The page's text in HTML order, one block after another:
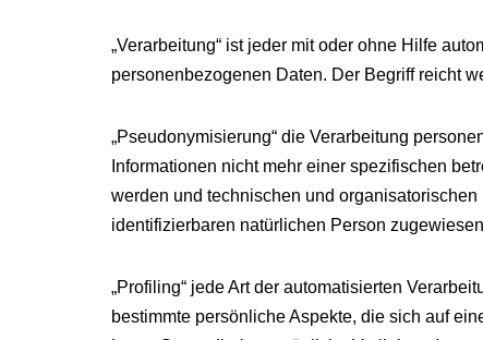
„Verarbeitung“ ist jeder mit oder ohne Hilfe
personenbezogenen Daten. Der Begriff reicht
„Pseudonymisierung“ die Verarbeitung
Informationen nicht mehr einer spezifischen
werden und technischen und
identifizierbaren natürlichen Person
„Profiling“ jede Art der automatisierten
bestimmte persönliche Aspekte, die sich auf